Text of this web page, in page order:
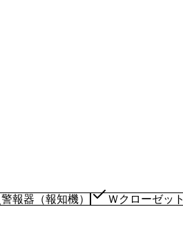
報器（報知機） Ｗクローゼット